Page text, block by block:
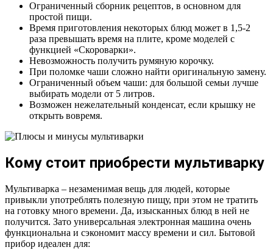
Ограниченный сборник рецептов, в основном для
простой пищи.
Время приготовления некоторых блюд может в 1,5-2
раза превышать время на плите, кроме моделей с
функцией «Скороварки».
Невозможность получить румяную корочку.
При поломке чаши сложно найти оригинальную замену.
Ограниченный объем чаши: для большой семьи лучше
выбирать модели от 5 литров.
Возможен нежелательный конденсат, если крышку не
открыть вовремя.
Кому стоит приобрести мультиварку
Мультиварка – незаменимая вещь для людей, которые
привыкли употреблять полезную пищу, при этом не тратить
на готовку много времени. Да, изысканных блюд в ней не
получится. Зато универсальная электронная машина очень
функциональна и сэкономит массу времени и сил. Бытовой
прибор идеален для: